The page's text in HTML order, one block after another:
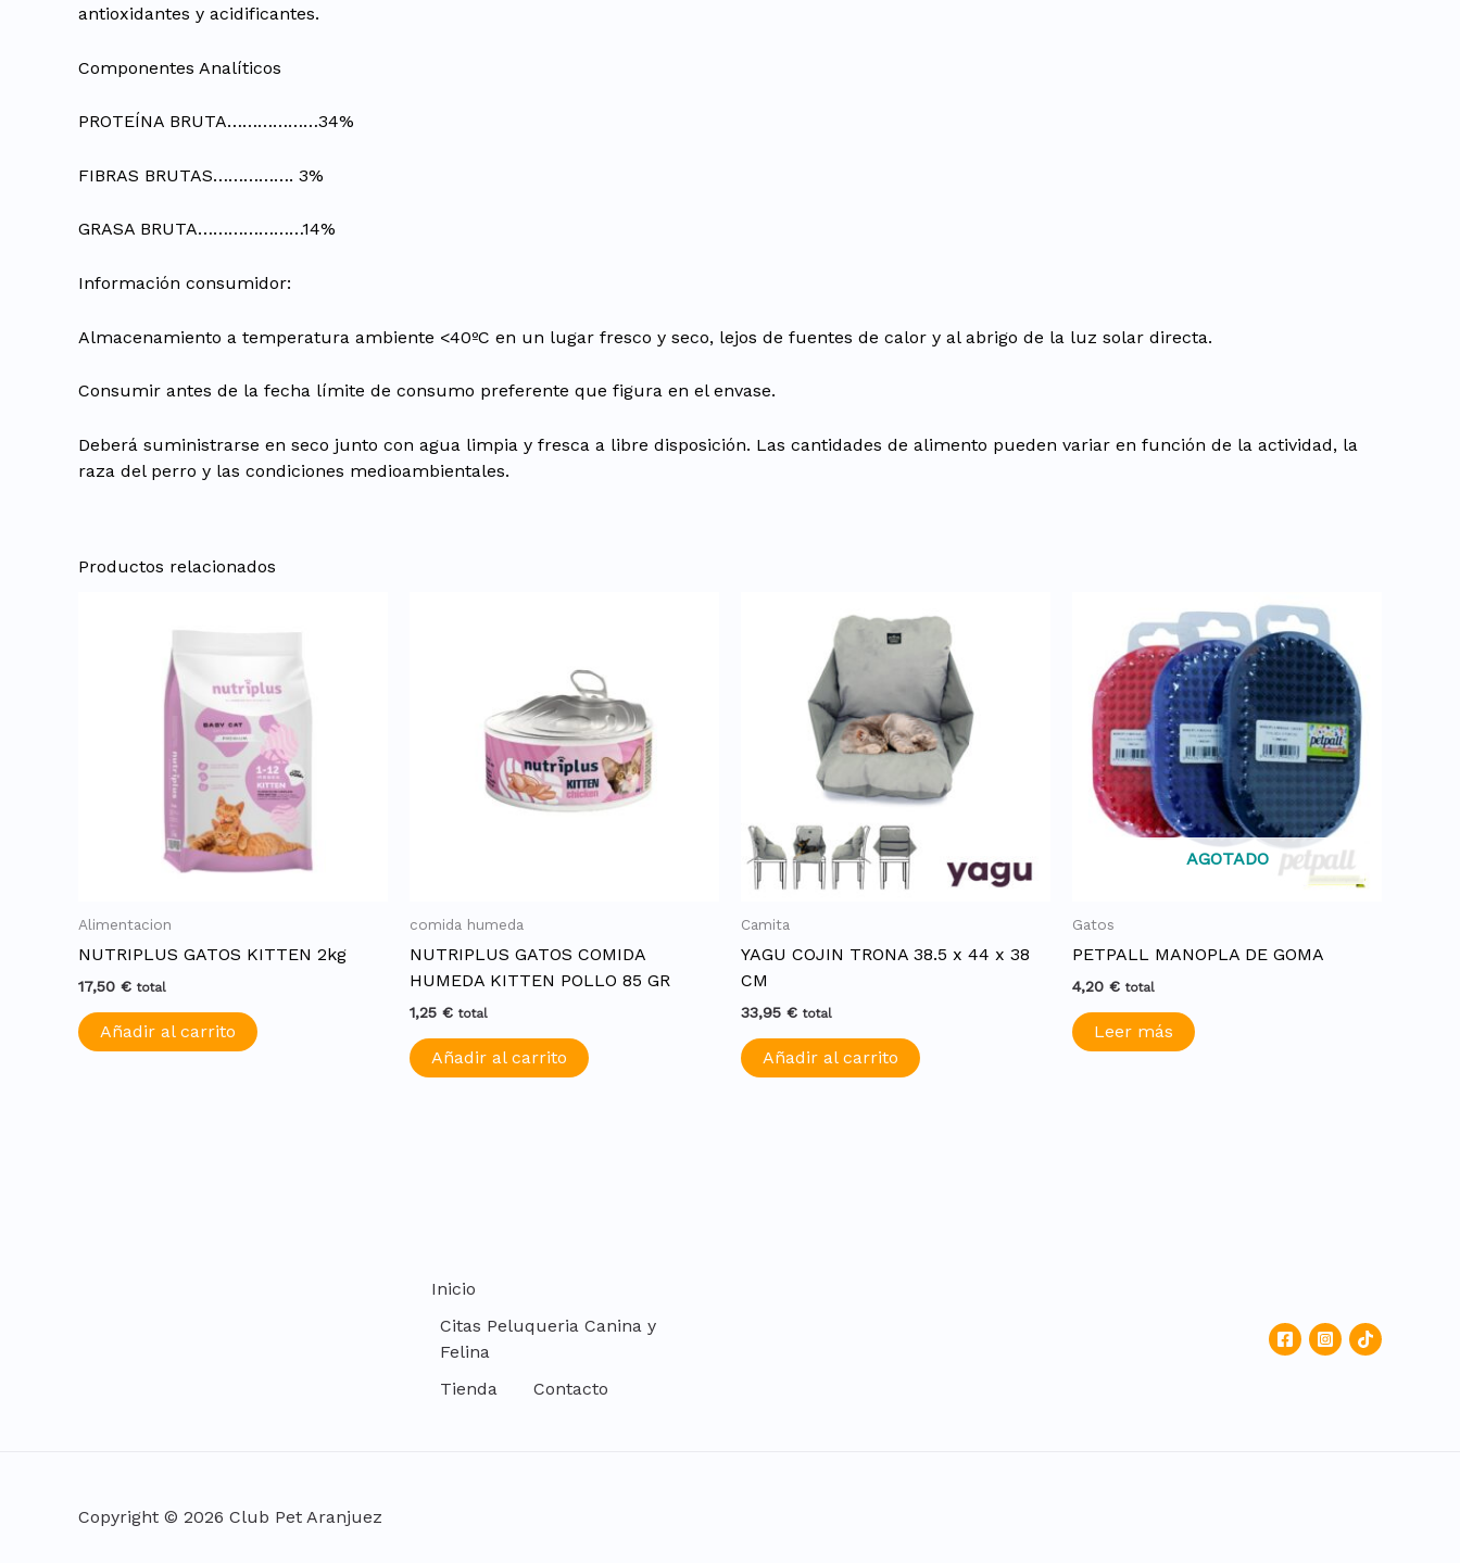
antioxidantes y acidificantes.
Componentes Analíticos
PROTEÍNA BRUTA………………34%
FIBRAS BRUTAS……………. 3%
GRASA BRUTA…………………14%
Información consumidor:
Almacenamiento a temperatura ambiente <40ºC en un lugar fresco y seco, lejos de fuentes de calor y al abrigo de la luz solar directa.
Consumir antes de la fecha límite de consumo preferente que figura en el envase.
Deberá suministrarse en seco junto con agua limpia y fresca a libre disposición. Las cantidades de alimento pueden variar en función de la actividad, la
raza del perro y las condiciones medioambientales.
Productos relacionados
Alimentacion
NUTRIPLUS GATOS KITTEN 2kg
17,50 € total
Añadir al carrito
comida humeda
NUTRIPLUS GATOS COMIDA
HUMEDA KITTEN POLLO 85 GR
1,25 € total
Añadir al carrito
Camita
YAGU COJIN TRONA 38.5 x 44 x 38
CM
33,95 € total
Añadir al carrito
AGOTADO
Gatos
PETPALL MANOPLA DE GOMA
4,20 € total
Leer más
Inicio
Citas Peluqueria Canina y
Felina
Tienda
Contacto
Copyright © 2026 Club Pet Aranjuez